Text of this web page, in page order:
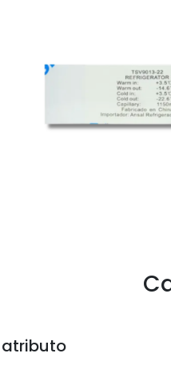
atributo